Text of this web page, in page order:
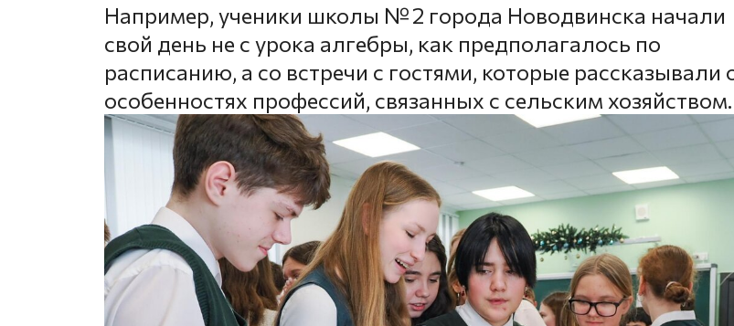
Например, ученики школы № 2 города Новодвинска начали
свой день не с урока алгебры, как предполагалось по
расписанию, а со встречи с гостями, которые рассказывали
особенностях профессий, связанных с сельским хозяйством.